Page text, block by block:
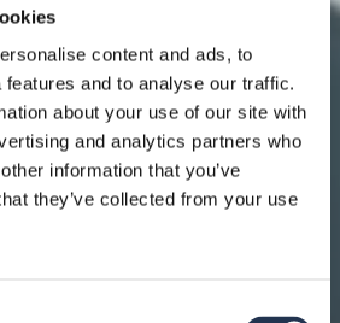
content and ads, to
and to analyse our traffic.
about your use of our site with
and analytics partners who
information that you’ve
they’ve collected from your use
dal 2001 garantisce
e una comunicazione
chiara.
CHI SIAMO